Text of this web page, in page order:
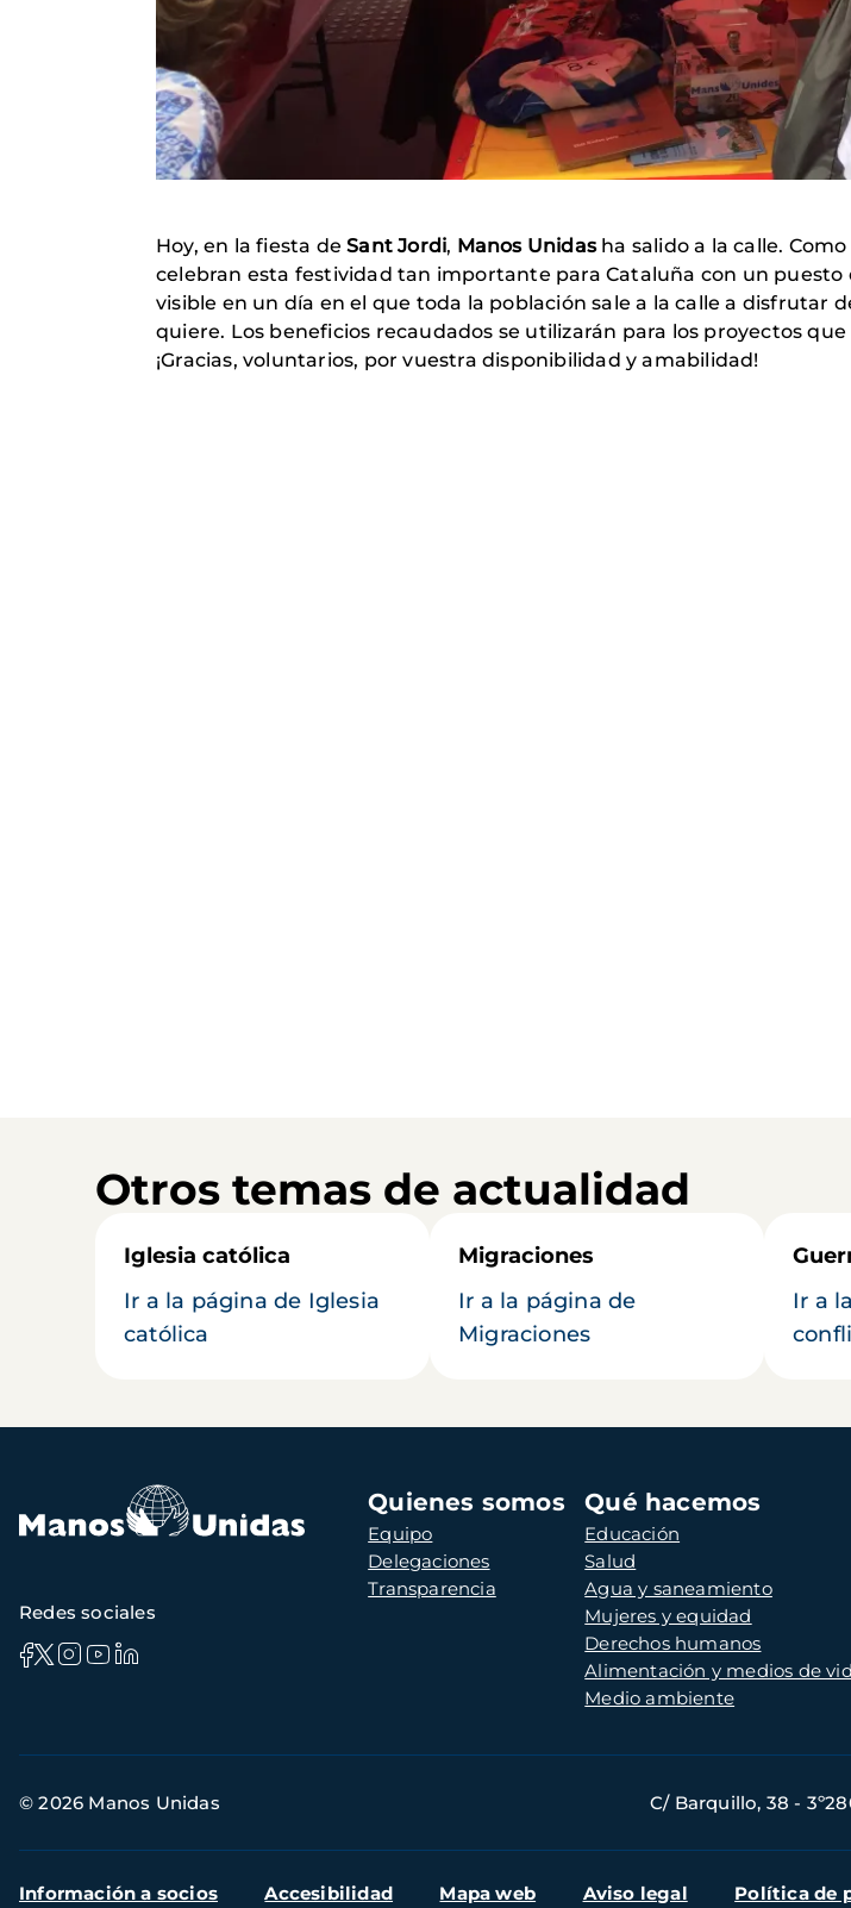
Hoy, en la fiesta deSant Jordi, Manos Unidasha salido a la calle.
celebran esta festividad tan importante para Cataluña con un
visible en un día en el que toda la población sale a la calle a disfrutar
quiere. Los beneficios recaudados se utilizarán para los proyectos
¡Gracias, voluntarios, por vuestra disponibilidad y amabilidad!
Otros temas de actualidad
Iglesia católica
Ir a la página de Iglesia
católica
Migraciones
Ir a la página de
Migraciones
Ir a
Navegación
principal
Quienes somos
Equipo
Delegaciones
Transparencia
Qué hacemos
Educación
Salud
Agua y saneamiento
Mujeres y equidad
Derechos humanos
Alimentación y medios de
Medio ambiente
Redes sociales
de
© 2026 Manos Unidas C/ Barquillo, 38 -
Menú
Información a socios Accesibilidad Mapa web Aviso legal Política de